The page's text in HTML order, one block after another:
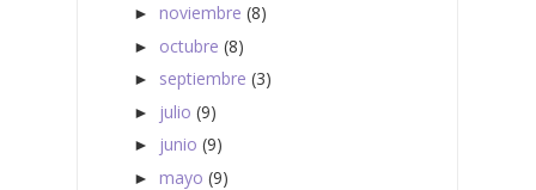
► noviembre (8)
► octubre (8)
► septiembre (3)
► julio (9)
► junio (9)
► mayo (9)